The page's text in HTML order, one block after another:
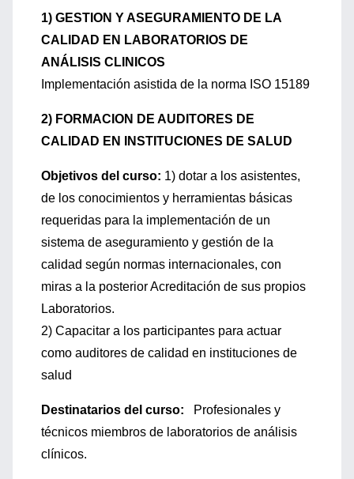
1) GESTION Y ASEGURAMIENTO DE LA
CALIDAD EN LABORATORIOS DE
ANÁLISIS CLINICOS
Implementación asistida de la norma ISO 15189
2) FORMACION DE AUDITORES DE
CALIDAD EN INSTITUCIONES DE SALUD
Objetivos del curso: 1) dotar a los asistentes,
de los conocimientos y herramientas básicas
requeridas para la implementación de un
sistema de aseguramiento y gestión de la
calidad según normas internacionales, con
miras a la posterior Acreditación de sus propios
Laboratorios.
2) Capacitar a los participantes para actuar
como auditores de calidad en instituciones de
salud
Destinatarios del curso: Profesionales y
técnicos miembros de laboratorios de análisis
clínicos.